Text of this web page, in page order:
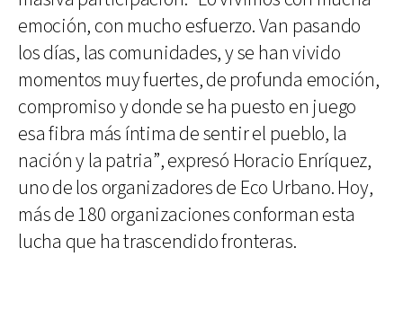
emoción, con mucho esfuerzo. Van pasando
los días, las comunidades, y se han vivido
momentos muy fuertes, de profunda emoción,
compromiso y donde se ha puesto en juego
esa fibra más íntima de sentir el pueblo, la
nación y la patria”, expresó Horacio Enríquez,
uno de los organizadores de Eco Urbano. Hoy,
más de 180 organizaciones conforman esta
lucha que ha trascendido fronteras.